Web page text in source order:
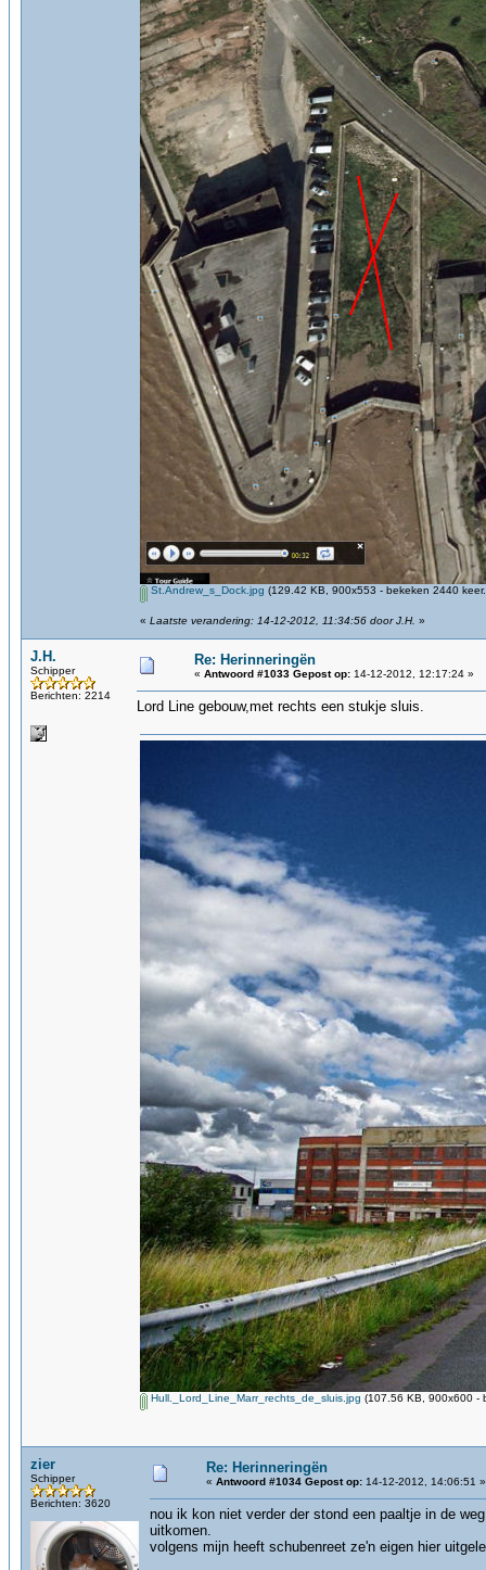
St.Andrew_s_Dock.jpg (129.42 KB, 900x553 - bekeken 2440
« Laatste verandering: 14-12-2012, 11:34:56 door J.H. »
J.H.
Schipper
Berichten: 2214
Re: Herinneringën
« Antwoord #1033 Gepost op: 14-12-2012, 12:17:24 »
Lord Line gebouw,met rechts een stukje sluis.
Hull._Lord_Line_Marr_rechts_de_sluis.jpg (107.56 KB, 900x600 -
zier
Schipper
Berichten: 3620
Re: Herinneringën
« Antwoord #1034 Gepost op: 14-12-2012, 14:06:51 »
nou ik kon niet verder der stond een paaltje in de
uitkomen.
volgens mijn heeft schubenreet ze'n eigen hier